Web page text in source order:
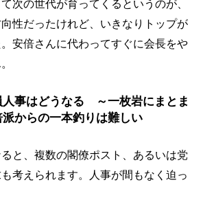
次の世代が育ってくるというのが、
性だったけれど、いきなりトップが
安倍さんに代わってすぐに会長をや
人事はどうなる ～一枚岩にまとま
からの一本釣りは難しい
と、複数の閣僚ポスト、あるいは党
考えられます。人事が間もなく迫っ